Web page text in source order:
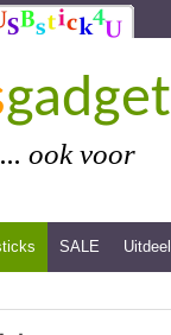
ook voor
SALE